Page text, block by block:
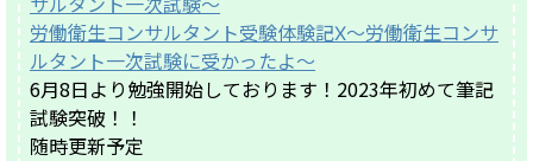
労働衛生コンサルタント受験体験記Ⅹ〜労働衛生コンサ
ルタント一次試験に受かったよ～
6月8日より勉強開始しております！2023年初めて筆記
試験突破！！
随時更新予定